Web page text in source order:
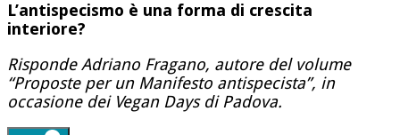
L’antispecismo è una forma di crescita
interiore?
Risponde Adriano Fragano, autore del volume
“Proposte per un Manifesto antispecista”, in
occasione dei Vegan Days di Padova.